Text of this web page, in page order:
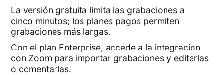
La versión gratuita limita las grabaciones a
cinco minutos; los planes pagos permiten
grabaciones más largas.
Con el plan Enterprise, accede a la integración
con Zoom para importar grabaciones y editarlas
o comentarlas.